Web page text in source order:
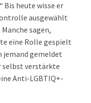
Bis heute wisse er
ausgewählt
sagen,
eine Rolle gespielt
jemand gemeldet
selbst verstärkte
Anti-LGBTIQ+-